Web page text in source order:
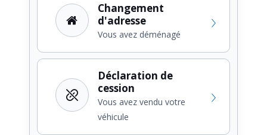
Changement
d'adresse
Vous avez déménagé
Déclaration de
cession
Vous avez vendu votre
véhicule